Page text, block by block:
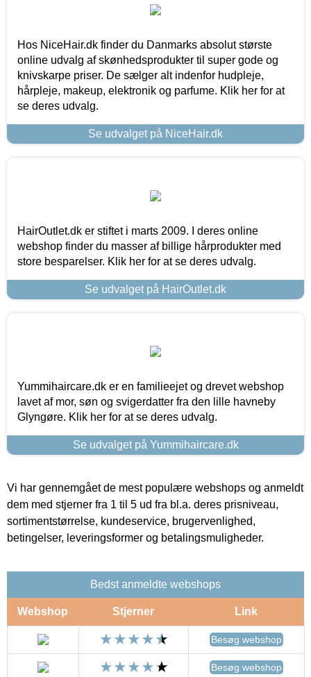
Hos NiceHair.dk finder du Danmarks absolut største
online udvalg af skønhedsprodukter til super gode og
knivskarpe priser. De sælger alt indenfor hudpleje,
hårpleje, makeup, elektronik og parfume. Klik her for at
se deres udvalg.
Se udvalget på NiceHair.dk
HairOutlet.dk er stiftet i marts 2009. I deres online
webshop finder du masser af billige hårprodukter med
store besparelser. Klik her for at se deres udvalg.
Se udvalget på HairOutlet.dk
Yummihaircare.dk er en familieejet og drevet webshop
lavet af mor, søn og svigerdatter fra den lille havneby
Glyngøre. Klik her for at se deres udvalg.
Se udvalget på Yummihaircare.dk
Vi har gennemgået de mest populære webshops og anmeldt
dem med stjerner fra 1 til 5 ud fra bl.a. deres prisniveau,
sortimentstørrelse, kundeservice, brugervenlighed,
betingelser, leveringsformer og betalingsmuligheder.
Bedst anmeldte webshops
Webshop Stjerner Link
Besøg webshop
Besøg webshop